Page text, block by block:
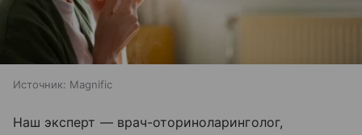
Источник: Magnific
Наш эксперт — врач-оториноларинголог,